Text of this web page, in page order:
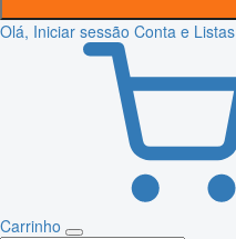
Olá, Iniciar sessão Conta e Listas
Carrinho